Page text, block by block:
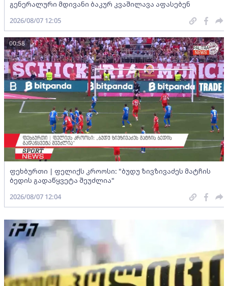
გენერალური მდივანი ბაკურ კვაშილავა აფასებენ
2026/08/07 12:05
ფეხბურთი | ფელიქს კროოსი: "ბუდუ ზივზივაძეს მატჩის
ბედის გადაწყვეტა შეუძლია"
00:58
2026/08/07 12:04